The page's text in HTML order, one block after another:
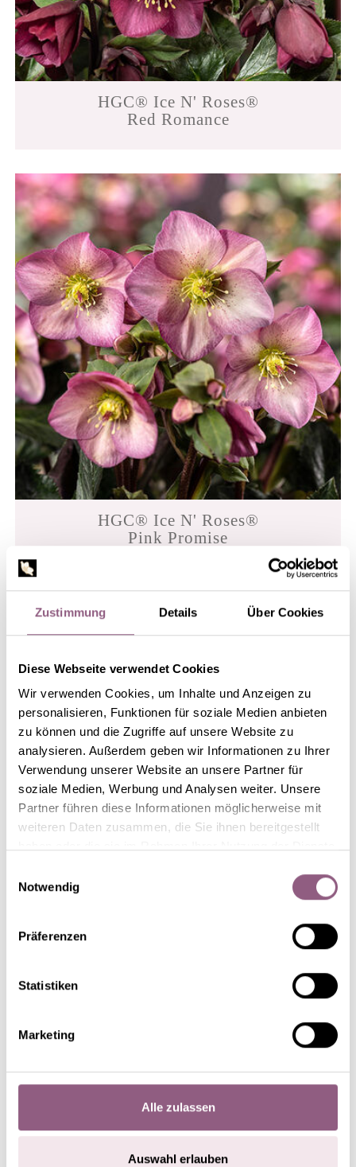
Zustimmung Details Über Cookies
Diese Webseite verwendet Cookies
Wir verwenden Cookies, um Inhalte und Anzeigen zu
personalisieren, Funktionen für soziale Medien anbieten
zu können und die Zugriffe auf unsere Website zu
analysieren. Außerdem geben wir Informationen zu Ihrer
Verwendung unserer Website an unsere Partner für
soziale Medien, Werbung und Analysen weiter. Unsere
Partner führen diese Informationen möglicherweise mit
weiteren Daten zusammen, die Sie ihnen bereitgestellt
Notwendig
Präferenzen
Statistiken
Marketing
Alle zulassen
Auswahl erlauben
HGC® Ice N' Roses®
Red Romance
HGC® Ice N' Roses®
Pink Promise